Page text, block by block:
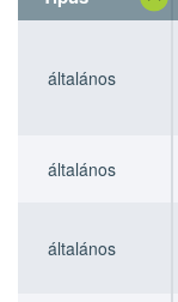
általános
általános
általános